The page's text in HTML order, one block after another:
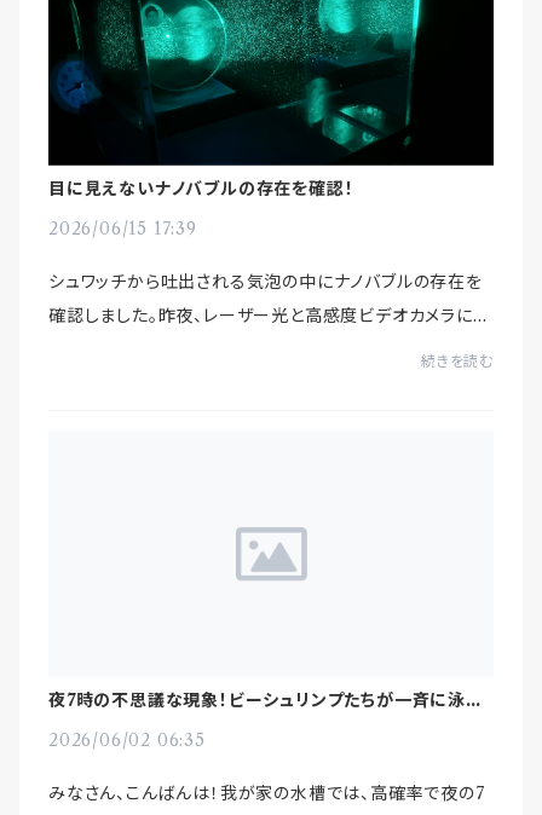
目に見えないナノバブルの存在を確認！
2026/06/15 17:39
シュワッチから吐出される気泡の中にナノバブルの存在を
確認しました。昨夜、レーザー光と高感度ビデオカメラによ
り微細気泡の撮影を行いました。開発当初から、目に見え
続きを読む
夜7時の不思議な現象！ビーシュリンプたちが一斉に泳ぎ
2026/06/02 06:35
みなさん、こんばんは！我が家の水槽では、高確率で夜の7